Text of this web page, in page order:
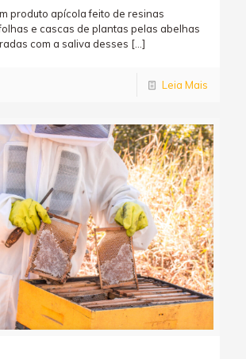
produto apícola feito de resinas
e cascas de plantas pelas abelhas
com a saliva desses […]
Leia Mais